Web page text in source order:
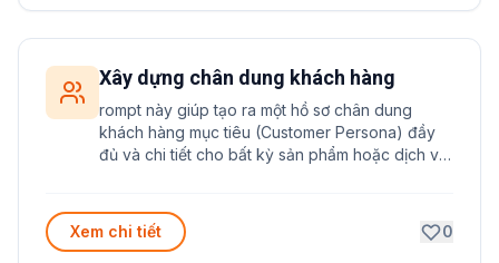
Xây dựng chân dung khách hàng
rompt này giúp tạo ra một hồ sơ chân dung
khách hàng mục tiêu (Customer Persona) đầy
đủ và chi tiết cho bất kỳ sản phẩm hoặc dịch vụ
Xem chi tiết
0